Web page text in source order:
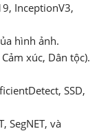
InceptionV3,
hình ảnh.
xúc, Dân tộc).
SSD,
SegNET, và